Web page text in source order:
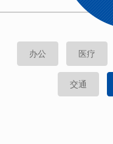
办公 医疗
交通